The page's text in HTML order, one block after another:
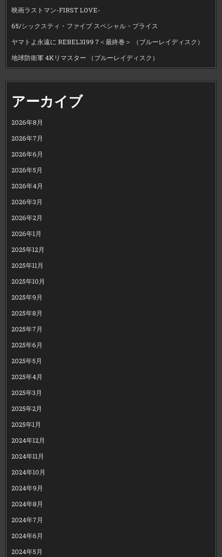
映画ラストマン-FIRST LOVE-
65/シックスティ・ファイブ スペシャル・プライス
ヤマトよ永遠に REBEL3199 7＜最終巻＞ （ブルーレイディスク）
地球防衛軍 4Kリマスター （ブルーレイディスク）
アーカイブ
2026年8月
2026年7月
2026年6月
2026年5月
2026年4月
2026年3月
2026年2月
2026年1月
2025年12月
2025年11月
2025年10月
2025年9月
2025年8月
2025年7月
2025年6月
2025年5月
2025年4月
2025年3月
2025年2月
2025年1月
2024年12月
2024年11月
2024年10月
2024年9月
2024年8月
2024年7月
2024年6月
2024年5月